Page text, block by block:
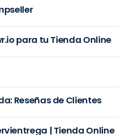
para tu Tienda Online
Reseñas de Clientes
| Tienda Online